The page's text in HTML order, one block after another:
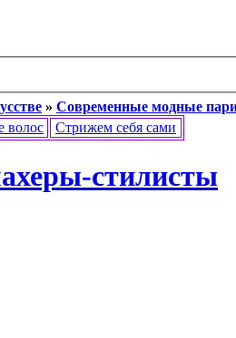
» Современные модные
волос Стрижем себя сами
стилисты